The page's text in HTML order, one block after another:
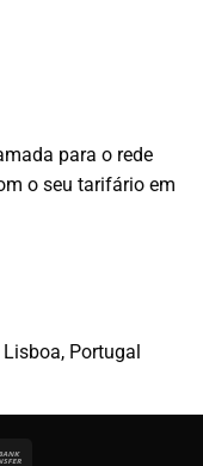
para o rede
o seu tarifário em
Portugal